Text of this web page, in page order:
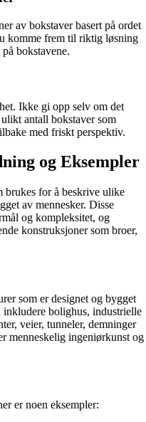
av bokstaver basert på ordet
komme frem til riktig løsning
bokstavene.
Ikke gi opp selv om det
antall bokstaver som
med friskt perspektiv.
og Eksempler
brukes for å beskrive ulike
av mennesker. Disse
og kompleksitet, og
konstruksjoner som broer,
som er designet og bygget
inkludere bolighus, industrielle
veier, tunneler, demninger
menneskelig ingeniørkunst og
er noen eksempler: